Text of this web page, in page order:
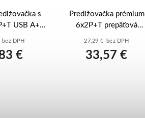
s
USB A+A
DPH
€
Predlžovačka prémium
6x2P+T prepäťová
049418
27,29 € bez DPH
33,57 €